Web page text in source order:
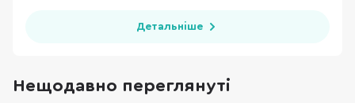
Детальніше
Нещодавно переглянуті